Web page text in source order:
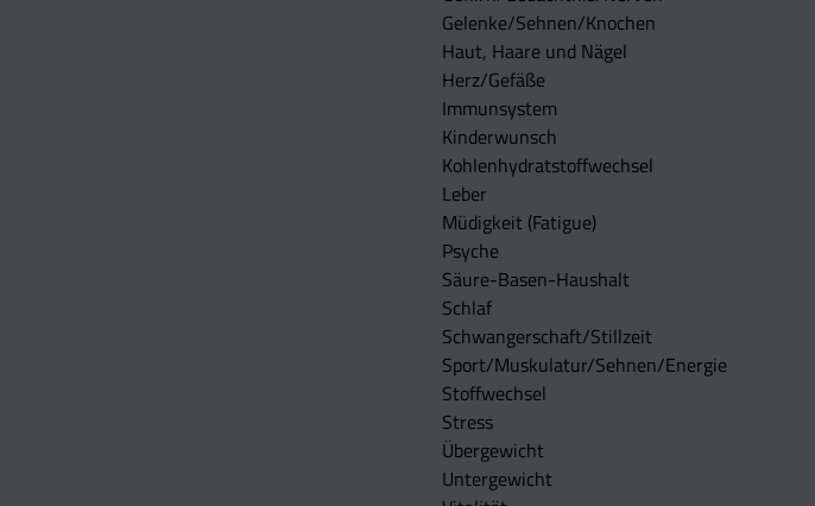
Gelenke/Sehnen/Knochen
Haut, Haare und Nägel
Herz/Gefäße
Immunsystem
Kinderwunsch
Kohlenhydratstoffwechsel
Leber
Müdigkeit (Fatigue)
Psyche
Säure-Basen-Haushalt
Schlaf
Schwangerschaft/Stillzeit
Sport/Muskulatur/Sehnen/Energie
Stoffwechsel
Stress
Übergewicht
Untergewicht